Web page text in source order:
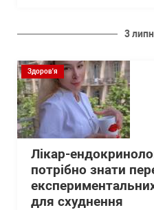
3
Здоров'я
Лікар-
потрібно знати
для схуднення